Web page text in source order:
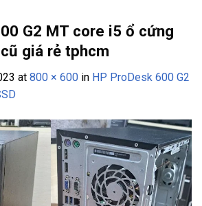
G2 MT core i5 ổ cứng
giá rẻ tphcm
at 800 × 600 in HP ProDesk 600 G2